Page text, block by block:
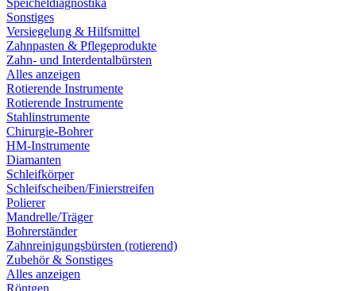
Speicheldiagnostika
Sonstiges
Versiegelung & Hilfsmittel
Zahnpasten & Pflegeprodukte
Zahn- und Interdentalbürsten
Alles anzeigen
Rotierende Instrumente
Rotierende Instrumente
Stahlinstrumente
Chirurgie-Bohrer
HM-Instrumente
Diamanten
Schleifkörper
Schleifscheiben/Finierstreifen
Polierer
Mandrelle/Träger
Bohrerständer
Zahnreinigungsbürsten (rotierend)
Zubehör & Sonstiges
Alles anzeigen
Röntgen